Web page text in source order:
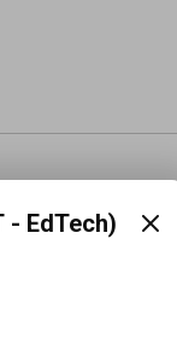
- EdTech)